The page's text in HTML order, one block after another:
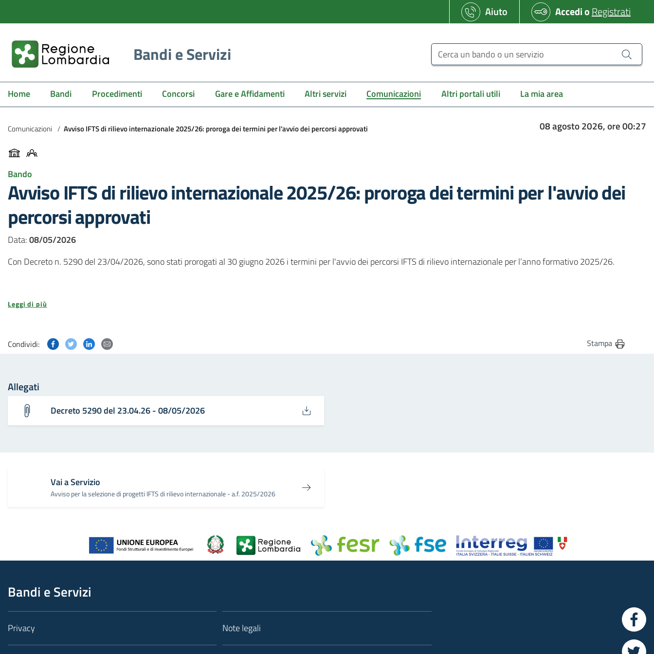
Aiuto AccedioRegistrati
Bandi e Servizi Cerca un bando o un servizio
Home Bandi Procedimenti Concorsi Gare e Affidamenti Altri servizi Comunicazioni Altri portali utili La mia area
Comunicazioni / Avviso IFTS di rilievo internazionale 2025/26: proroga dei termini per l'avvio dei percorsi approvati 08 agosto 2026, ore 00:27
Bando
Avviso IFTS di rilievo internazionale 2025/26: proroga dei termini per l'avvio dei
percorsi approvati
Data:08/05/2026
Con Decreto n. 5290 del 23/04/2026, sono stati prorogati al 30 giugno 2026 i termini per l'avvio dei percorsi IFTS di rilievo internazionale per l’anno formativo 2025/26.
Leggi di più
Condividi: Condividi questa pagina su Facebook
Condividi questa pagina su Twitter
Condividi questa pagina su Linkedin Stampa
Allegati
Decreto 5290 del 23.04.26 - 08/05/2026
Vai a Servizio
Avviso per la selezione di progetti IFTS di rilievo internazionale - a.f. 2025/2026
Bandi e Servizi
Privacy Note legali